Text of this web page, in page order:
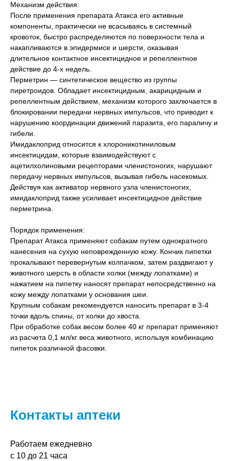
Механизм действия:
После применения препарата Атакса его активные
компоненты, практически не всасываясь в системный
кровоток, быстро распределяются по поверхности тела и
накапливаются в эпидермисе и шерсти, оказывая
длительное контактное инсектицидное и репеллентное
действие до 4-х недель.
Перметрин — синтетическое вещество из группы
пиретроидов. Обладает инсектицидным, акарицидным и
репеллентным действием, механизм которого заключается в
блокировании передачи нервных импульсов, что приводит к
нарушению координации движений паразита, его параличу и
гибели.
Имидаклоприд относится к хлороникотиниловым
инсектицидам, которые взаимодействуют с
ацетилхолиновыми рецепторами членистоногих, нарушают
передачу нервных импульсов, вызывая гибель насекомых.
Действуя как активатор нервного узла членистоногих,
имидаклоприд также усиливает инсектицидное действие
перметрина.
Порядок применения:
Препарат Атакса применяют собакам путем однократного
нанесения на сухую неповрежденную кожу. Кончик пипетки
прокалывают перевернутым колпачком, затем раздвигают у
животного шерсть в области холки (между лопатками) и
нажатием на пипетку наносят препарат непосредственно на
кожу между лопатками у основания шеи.
Крупным собакам рекомендуется наносить препарат в 3-4
точки вдоль спины, от холки до хвоста.
При обработке собак весом более 40 кг препарат применяют
из расчета 0,1 мл/кг веса животного, используя комбинацию
пипеток различной фасовки.
Контакты аптеки
Работаем ежедневно
с 10 до 21 часа